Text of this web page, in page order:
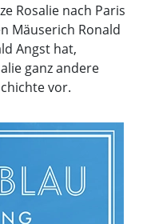
Rosalie nach Paris
Mäuserich Ronald
Angst hat,
ganz andere
vor.